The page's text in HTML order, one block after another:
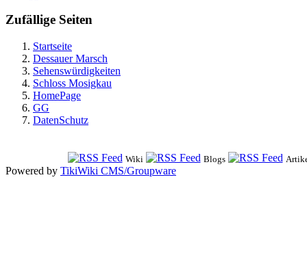
Zufällige Seiten
Startseite
Dessauer Marsch
Sehenswürdigkeiten
Schloss Mosigkau
HomePage
GG
DatenSchutz
Wiki Blogs
Powered by TikiWiki CMS/Groupware